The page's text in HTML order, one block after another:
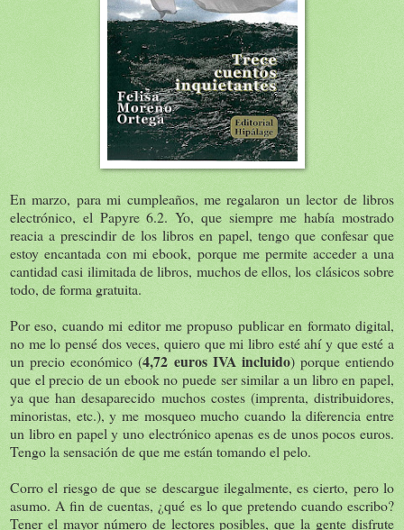
En marzo, para mi cumpleaños, me regalaron un lector de libros
electrónico, el Papyre 6.2. Yo, que siempre me había mostrado
reacia a prescindir de los libros en papel, tengo que confesar que
estoy encantada con mi ebook, porque me permite acceder a una
cantidad casi ilimitada de libros, muchos de ellos, los clásicos sobre
todo, de forma gratuita.
Por eso, cuando mi editor me propuso publicar en formato digital,
no me lo pensé dos veces, quiero que mi libro esté ahí y que esté a
un precio económico (4,72 euros IVA incluido) porque entiendo
que el precio de un ebook no puede ser similar a un libro en papel,
ya que han desaparecido muchos costes (imprenta, distribuidores,
minoristas, etc.), y me mosqueo mucho cuando la diferencia entre
un libro en papel y uno electrónico apenas es de unos pocos euros.
Tengo la sensación de que me están tomando el pelo.
Corro el riesgo de que se descargue ilegalmente, es cierto, pero lo
asumo. A fin de cuentas, ¿qué es lo que pretendo cuando escribo?
Tener el mayor número de lectores posibles, que la gente disfrute